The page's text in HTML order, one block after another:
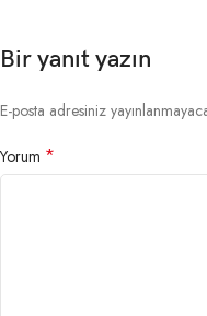
Bir yanıt yazın
E-posta adresiniz
Yorum *